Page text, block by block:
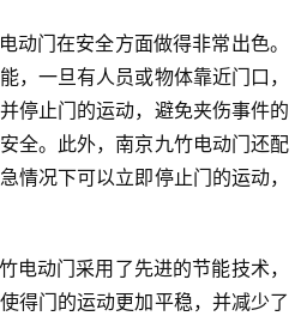
动门在安全方面做得非常出色。
，一旦有人员或物体靠近门口，
停止门的运动，避免夹伤事件的
全。此外，南京九竹电动门还配
情况下可以立即停止门的运动，
电动门采用了先进的节能技术，
得门的运动更加平稳，并减少了